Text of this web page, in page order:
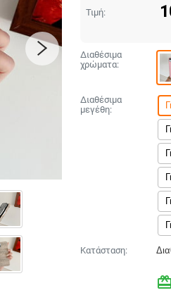
Τιμή:
Διαθέσιμα
χρώματα:
Διαθέσιμα
μεγέθη:
Κατάσταση:
redeem